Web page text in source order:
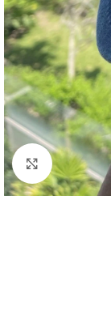
Clic para